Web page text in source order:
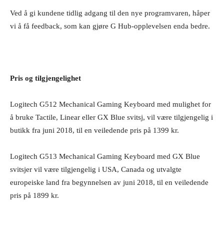
Ved å gi kundene tidlig adgang til den nye programvaren, håper
vi å få feedback, som kan gjøre G Hub-opplevelsen enda bedre.
Pris og tilgjengelighet
Logitech G512 Mechanical Gaming Keyboard med mulighet for
å bruke Tactile, Linear eller GX Blue svitsj, vil være tilgjengelig i
butikk fra juni 2018, til en veiledende pris på 1399 kr.
Logitech G513 Mechanical Gaming Keyboard med GX Blue
svitsjer vil være tilgjengelig i USA, Canada og utvalgte
europeiske land fra begynnelsen av juni 2018, til en veiledende
pris på 1899 kr.